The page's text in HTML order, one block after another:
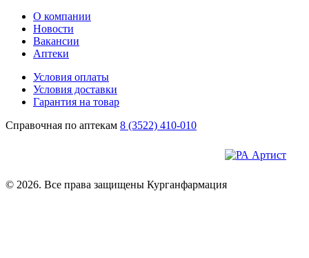
О компании
Новости
Вакансии
Аптеки
Условия оплаты
Условия доставки
Гарантия на товар
Справочная по аптекам 8 (3522) 410-010
© 2026. Все права защищены Курганфармация